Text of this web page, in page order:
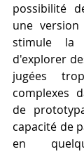
possibilité
une
stimule la
d'explorer
jugées
complexes
de
capacité de
en